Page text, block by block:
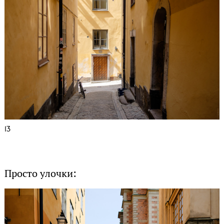
13
Просто улочки: